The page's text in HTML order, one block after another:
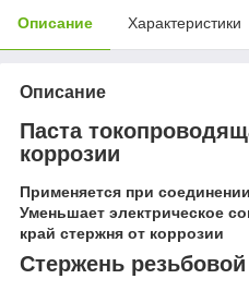
Описание Характеристики
Описание
Паста
коррозии
Применяется при
Уменьшает электрическое
край стержня от коррозии
Стержень резьбовой